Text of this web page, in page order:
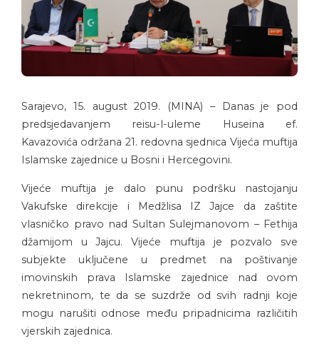
Sarajevo, 15. august 2019. (MINA) – Danas je pod
predsjedavanjem reisu-l-uleme Huseina ef.
Kavazovića održana 21. redovna sjednica Vijeća muftija
Islamske zajednice u Bosni i Hercegovini.
Vijeće muftija je dalo punu podršku nastojanju
Vakufske direkcije i Medžlisa IZ Jajce da zaštite
vlasničko pravo nad Sultan Sulejmanovom – Fethija
džamijom u Jajcu. Vijeće muftija je pozvalo sve
subjekte uključene u predmet na poštivanje
imovinskih prava Islamske zajednice nad ovom
nekretninom, te da se suzdrže od svih radnji koje
mogu narušiti odnose među pripadnicima različitih
vjerskih zajednica.